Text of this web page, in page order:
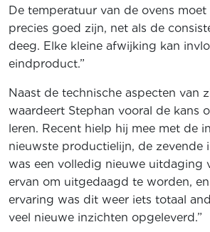
De temperatuur van de ovens
precies goed zijn, net als de
deeg. Elke kleine afwijking kan
eindproduct.”
Naast de technische aspecten van
waardeert Stephan vooral de kans
leren. Recent hielp hij mee met de
nieuwste productielijn, de zevende
was een volledig nieuwe uitdaging
ervan om uitgedaagd te worden,
ervaring was dit weer iets totaal
veel nieuwe inzichten opgeleverd.”